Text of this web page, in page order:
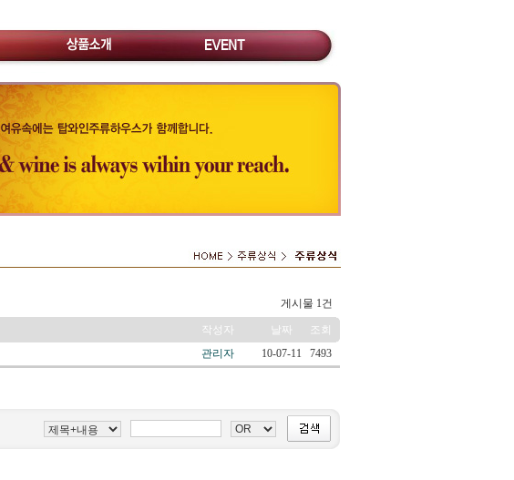
게시물 1건
작성자 날짜
조회
관리자 10-07-11 7493